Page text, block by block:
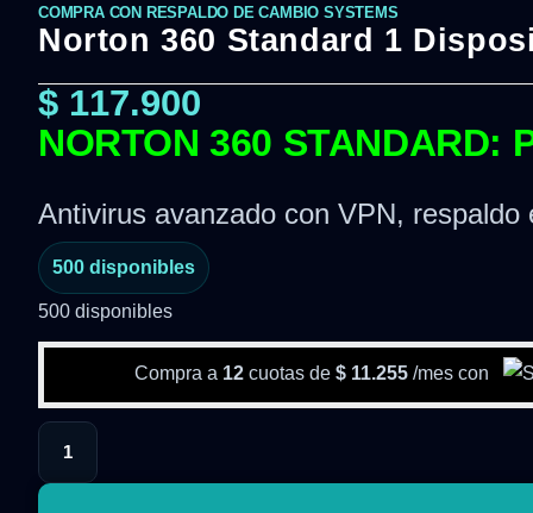
COMPRA CON RESPALDO DE CAMBIO SYSTEMS
Norton 360 Standard 1
$ 117.900
NORTON 360 STANDARD:
Antivirus avanzado con VPN,
500 disponibles
500 disponibles
Compra a 12 cuotas de $ 11.255 /mes con